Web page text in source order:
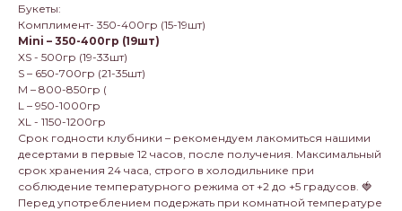
Букеты:
Комплимент- 350-400гр (15-19шт)
Mini – 350-400гр (19шт)
XS - 500гр (19-33шт)
S – 650-700гр (21-35шт)
M – 800-850гр (
L – 950-1000гр
XL - 1150-1200гр
Срок годности клубники – рекомендуем лакомиться нашими
десертами в первые 12 часов, после получения. Максимальный
срок хранения 24 часа, строго в холодильнике при
соблюдение температурного режима от +2 до +5 градусов. 🍓
Перед употреблением подержать при комнатной температуре